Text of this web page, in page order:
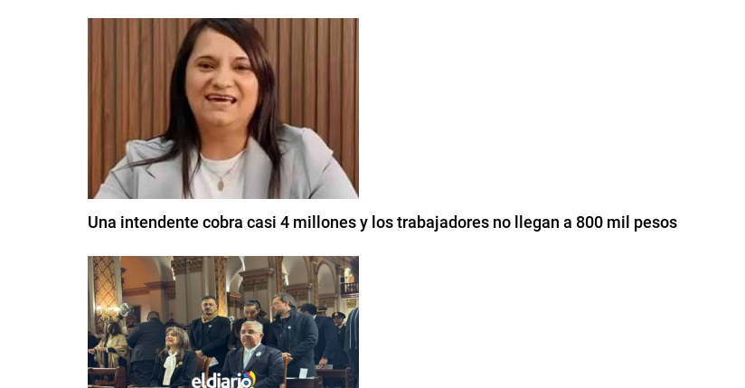
Una intendente cobra casi 4 millones y los trabajadores no llegan a 800 mil pesos